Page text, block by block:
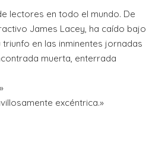
lectores en todo el mundo. De
James Lacey, ha caído bajo
en las inminentes jornadas
muerta, enterrada
excéntrica.»